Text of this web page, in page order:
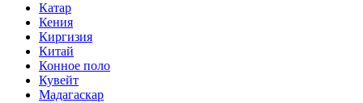
Катар
Кения
Киргизия
Китай
Конное поло
Кувейт
Мадагаскар